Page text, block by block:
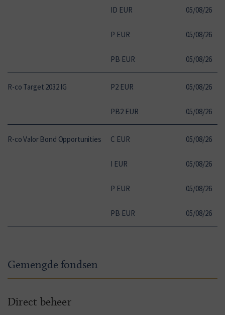
ID EUR 05/08/26
P EUR 05/08/26
PB EUR 05/08/26
R-co Target 2032 IG P2 EUR 05/08/26
PB2 EUR 05/08/26
R-co Valor Bond Opportunities C EUR 05/08/26
I EUR 05/08/26
P EUR 05/08/26
PB EUR 05/08/26
Gemengde fondsen
Direct beheer